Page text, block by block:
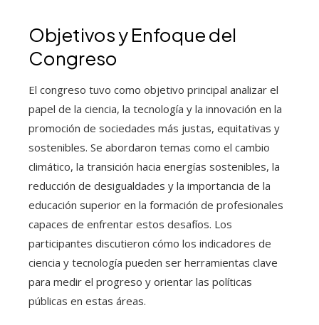
Objetivos y Enfoque del
Congreso
El congreso tuvo como objetivo principal analizar el
papel de la ciencia, la tecnología y la innovación en la
promoción de sociedades más justas, equitativas y
sostenibles. Se abordaron temas como el cambio
climático, la transición hacia energías sostenibles, la
reducción de desigualdades y la importancia de la
educación superior en la formación de profesionales
capaces de enfrentar estos desafíos. Los
participantes discutieron cómo los indicadores de
ciencia y tecnología pueden ser herramientas clave
para medir el progreso y orientar las políticas
públicas en estas áreas.